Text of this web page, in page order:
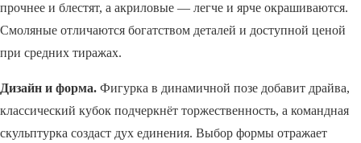
прочнее и блестят, а акриловые — легче и ярче окрашиваются.
Смоляные отличаются богатством деталей и доступной ценой
при средних тиражах.
Дизайн и форма. Фигурка в динамичной позе добавит драйва,
классический кубок подчеркнёт торжественность, а командная
скульптурка создаст дух единения. Выбор формы отражает